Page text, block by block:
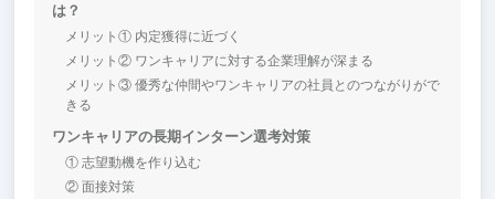
は？
メリット① 内定獲得に近づく
メリット② ワンキャリアに対する企業理解が深まる
メリット③ 優秀な仲間やワンキャリアの社員とのつながりがで
きる
ワンキャリアの長期インターン選考対策
① 志望動機を作り込む
② 面接対策